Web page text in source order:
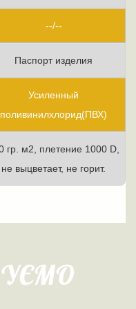
--/--
Паспорт изделия
Усиленный
поливинилхлорид(ПВХ)
гр. м2, плетение 1000 D,
не выцветает, не горит.